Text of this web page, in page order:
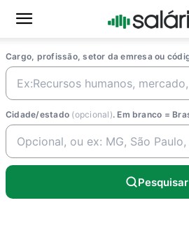
Cargo, profissão, setor da emresa ou
Cidade/estado (opcional). Em branco =
Pesquisar